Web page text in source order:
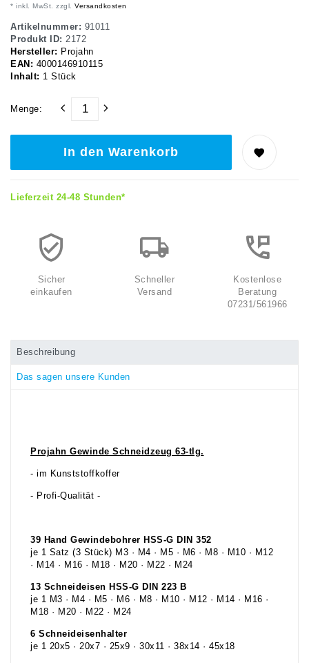
* inkl. MwSt. zzgl. Versandkosten
Artikelnummer: 91011
Produkt ID: 2172
Hersteller: Projahn
EAN: 4000146910115
Inhalt: 1 Stück
Menge:
In den Warenkorb
Lieferzeit 24-48 Stunden*
Sicher
einkaufen
Schneller
Versand
Kostenlose
Beratung
07231/561966
Beschreibung
Das sagen unsere Kunden
Projahn Gewinde Schneidzeug 63-tlg.
- im Kunststoffkoffer
- Profi-Qualität -
39 Hand Gewindebohrer HSS-G DIN 352
je 1 Satz (3 Stück) M3 · M4 · M5 · M6 · M8 · M10 · M12
· M14 · M16 · M18 · M20 · M22 · M24
13 Schneideisen HSS-G DIN 223 B
je 1 M3 · M4 · M5 · M6 · M8 · M10 · M12 · M14 · M16 ·
M18 · M20 · M22 · M24
6 Schneideisenhalter
je 1 20x5 · 20x7 · 25x9 · 30x11 · 38x14 · 45x18